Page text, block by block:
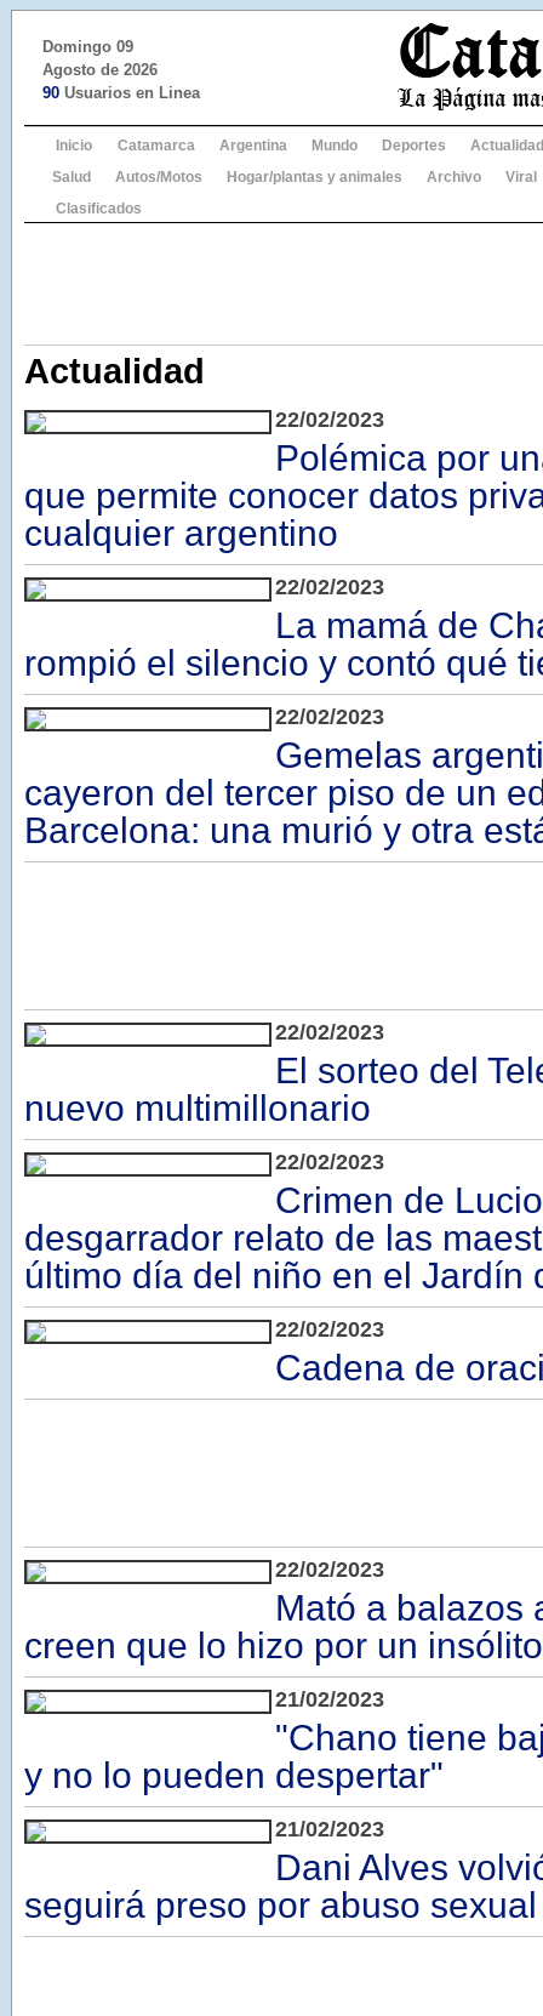
Domingo 09
Agosto de 2026
90 Usuarios en Linea
Inicio Catamarca Argentina Mundo Deportes
Actualidad
Salud
Autos/Motos Hogar/plantas y animales Archivo
Viral
Clasificados
Actualidad
22/02/2023
Polémica por
que permite conocer datos
cualquier argentino
22/02/2023
La mamá de
rompió el silencio y contó qué
22/02/2023
Gemelas
cayeron del tercer piso de un
Barcelona: una murió y otra
22/02/2023
El sorteo del
nuevo multimillonario
22/02/2023
Crimen de
desgarrador relato de las
último día del niño en el Jardín
22/02/2023
Cadena de
22/02/2023
Mató a balazos
creen que lo hizo por un
21/02/2023
"Chano tiene
y no lo pueden despertar"
21/02/2023
Dani Alves
seguirá preso por abuso sexual